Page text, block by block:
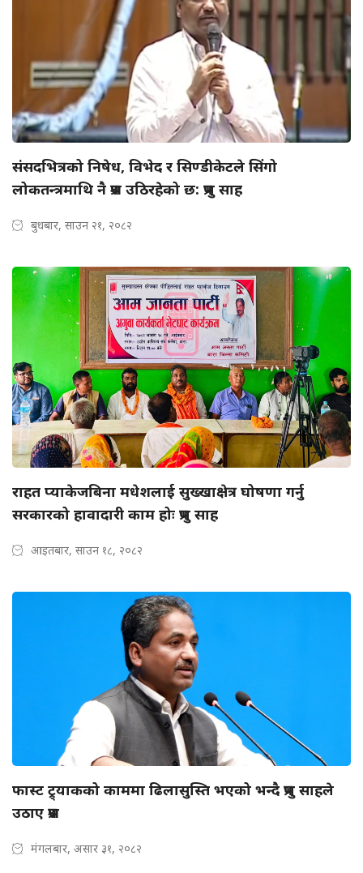
संसदभित्रको निषेध, विभेद र सिण्डीकेटले सिंगो
लोकतन्त्रमाथि नै प्रश्न उठिरहेको छ: प्रभु साह
बुधबार, साउन २१, २०८२
राहत प्याकेजबिना मधेशलाई सुख्खाक्षेत्र घोषणा गर्नु
सरकारको हावादारी काम होः प्रभु साह
आइतबार, साउन १८, २०८२
फास्ट ट्र्याकको काममा ढिलासुस्ति भएको भन्दै प्रभु साहले
उठाए प्रश्न
मंगलबार, असार ३१, २०८२